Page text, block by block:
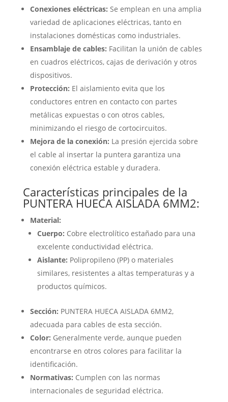
Conexiones eléctricas: Se emplean en una amplia
variedad de aplicaciones eléctricas, tanto en
instalaciones domésticas como industriales.
Ensamblaje de cables: Facilitan la unión de cables
en cuadros eléctricos, cajas de derivación y otros
dispositivos.
Protección: El aislamiento evita que los
conductores entren en contacto con partes
metálicas expuestas o con otros cables,
minimizando el riesgo de cortocircuitos.
Mejora de la conexión: La presión ejercida sobre
el cable al insertar la puntera garantiza una
conexión eléctrica estable y duradera.
Características principales de la
PUNTERA HUECA AISLADA 6MM2:
Material:
Cuerpo: Cobre electrolítico estañado para una
excelente conductividad eléctrica.
Aislante: Polipropileno (PP) o materiales
similares, resistentes a altas temperaturas y a
productos químicos.
Sección: PUNTERA HUECA AISLADA 6MM2,
adecuada para cables de esta sección.
Color: Generalmente verde, aunque pueden
encontrarse en otros colores para facilitar la
identificación.
Normativas: Cumplen con las normas
internacionales de seguridad eléctrica.